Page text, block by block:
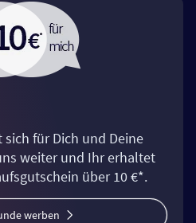
für Dich und Deine
weiter und Ihr erhaltet
über 10 €*.
werben